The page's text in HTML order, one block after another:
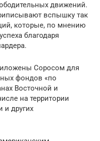
движений.
вспышку так
которые, по мнению
благодаря
Соросом для
фондов «по
Восточной и
на территории
других